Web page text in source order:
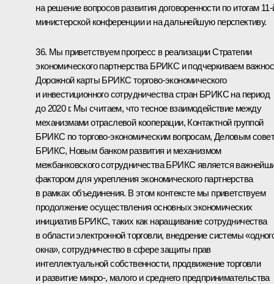
на решение вопросов развития договоренности по итогам 11-
министерской конференции и на дальнейшую перспективу.
36. Мы приветствуем прогресс в реализации Стратегии
экономического партнерства БРИКС и подчеркиваем
Дорожной карты БРИКС торгово-экономического
и инвестиционного сотрудничества стран БРИКС на период
до 2020 г. Мы считаем, что тесное взаимодействие между
механизмами отраслевой кооперации, Контактной группой
БРИКС по торгово-экономическим вопросам, Деловым
БРИКС, Новым банком развития и механизмом
межбанковского сотрудничества БРИКС является
фактором для укрепления экономического партнерства
в рамках объединения. В этом контексте мы приветствуем
продолжение осуществления основных экономических
инициатив БРИКС, таких как наращивание сотрудничества
в области электронной торговли, внедрение системы
окна», сотрудничество в сфере защиты прав
интеллектуальной собственности, продвижение торговли
и развитие микро-, малого и среднего предпринимательства